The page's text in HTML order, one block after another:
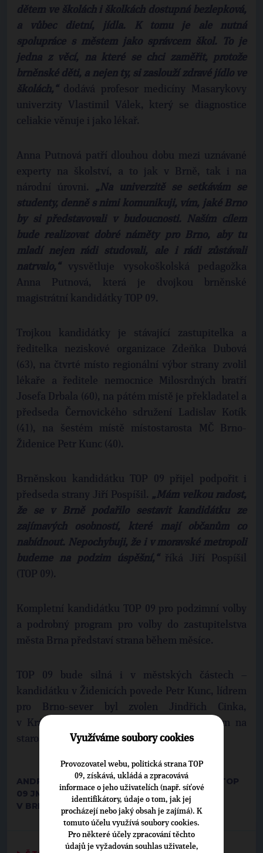
dětem ve školách i školkách dostupná bezlepková,
a vůbec dietní, jídla. K tomu je ale nutná
spolupráce s městem jako správcem škol. To je
jedna z věcí, na které se chci zaměřit, protože
brněnské děti, a nejen ty, si zaslouží zdravé jídlo ve
školách,“dodává profesor medicíny Masarykovy
univerzity Vlastimil Válek, který se diagnostice
celiakie věnuje i jako lékař.
Anna Putnová patří dlouhou dobu mezi uznávané
experty na školství, a to jak v Brně, tak i na
národní úrovni. „Na univerzitě se setkávám se
studenty, denně s nimi komunikuji, vím, jaké Brno
by si představovali v budoucnosti. Naším cílem
bude realizovat dobré náměty pro Brno, aby tu
mladí nejen rádi studovali, ale i rádi zůstávali
natrvalo,“ vysvětluje vysokoškolská pedagožka
Anna Putnová, která je dvojkou brněnské
magistrátní kandidátky TOP 09.
Trojkou kandidátky je stávající zastupitelka a
ředitelka neziskové organizace Zdeňka Dubová
(63), na čtvrté místo regionální výbor strany zvolil
lékaře a ředitele nemocnice Milosrdných bratří
Josefa Drbala (60), na pátém místě je překladatel a
předseda Černovického sdružení Ladislav Kotík
(41), na šestém místě místostarosta MČ Brno-
Židenice Petr Kunc (40).
Brněnskou kandidátku TOP 09 přijel podpořit i
předseda strany Jiří Pospíšil. „Mám velkou radost,
že se v Brně podařilo sestavit kandidátku ze
zajímavých osobností, které mají občanům co
nabídnout. Nepochybuji, že i v moravské metropoli
budeme na podzim úspěšní,“říká Jiří Pospíšil
(TOP 09).
Kompletní kandidátku TOP 09 pro podzimní volby
a podrobný program pro volby do zastupitelstva
města Brna představí strana během měsíce.
TOP 09 bude silná i v městských částech –
kandidátku v Židenicích povede Petr Kunc, lídrem
pro Brno-sever byl zvolen Jindřich Cinka,
v Králově Poli Daniel Valenta a kandidátem na
starostu Brna-střed je Rom Kostřica.
ANDREA SMOLKOVÁ, KRAJSKÁ MANAŽERKA TOP
09 JMK
V BRNĚ DNE 28. ČERVNA 2018
Využíváme soubory cookies
Provozovatel webu, politická strana TOP
09, získává, ukládá a zpracovává
informace o jeho uživatelích (např. síťové
identifikátory, údaje o tom, jak jej
procházejí nebo jaký obsah je zajímá). K
tomuto účelu využívá soubory cookies.
Pro některé účely zpracování těchto
údajů je vyžadován souhlas uživatele,